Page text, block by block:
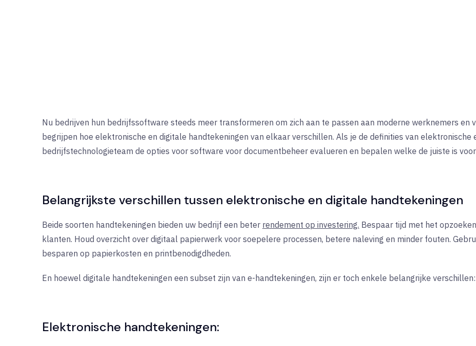
Nu bedrijven hun bedrijfssoftware steeds meer transformeren om zich aan te passen aan moderne werknemers en
begrijpen hoe elektronische en digitale handtekeningen van elkaar verschillen. Als je de definities van
bedrijfstechnologieteam de opties voor software voor documentbeheer evalueren en bepalen welke de juiste is
Belangrijkste verschillen tussen elektronische en digitale handtekeningen
Beide soorten handtekeningen bieden uw bedrijf een beter rendement op investering. Bespaar tijd met het
klanten. Houd overzicht over digitaal papierwerk voor soepelere processen, betere naleving en minder fouten.
besparen op papierkosten en printbenodigdheden.
En hoewel digitale handtekeningen een subset zijn van e-handtekeningen, zijn er toch enkele belangrijke verschillen:
Elektronische handtekeningen: